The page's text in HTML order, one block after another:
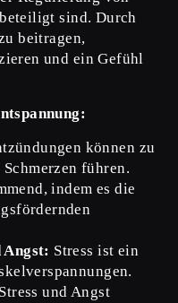
sind. Durch
beitragen,
und ein Gefühl
können zu
führen.
indem es die
Angst: Stress ist ein
und Angst